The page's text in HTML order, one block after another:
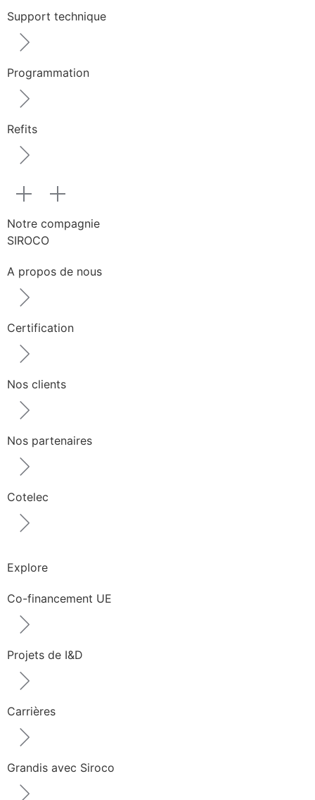
Support technique
Programmation
Refits
Notre compagnie
SIROCO
A propos de nous
Certification
Nos clients
Nos partenaires
Cotelec
Explore
Co-financement UE
Projets de I&D
Carrières
Grandis avec Siroco